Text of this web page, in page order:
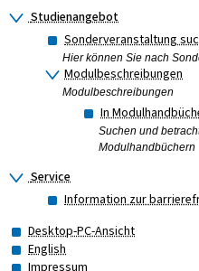
Studienangebot
Sonderveranstaltung
Hier können Sie nach
Modulbeschreibungen
Modulbeschreibungen
In
Suchen und
Modulhandbüchern
Service
Information zur
Desktop-PC-Ansicht
English
Impressum